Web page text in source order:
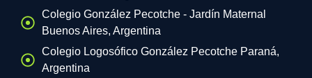
Colegio González Pecotche - Jardín Maternal
Buenos Aires, Argentina
Colegio Logosófico González Pecotche Paraná,
Argentina